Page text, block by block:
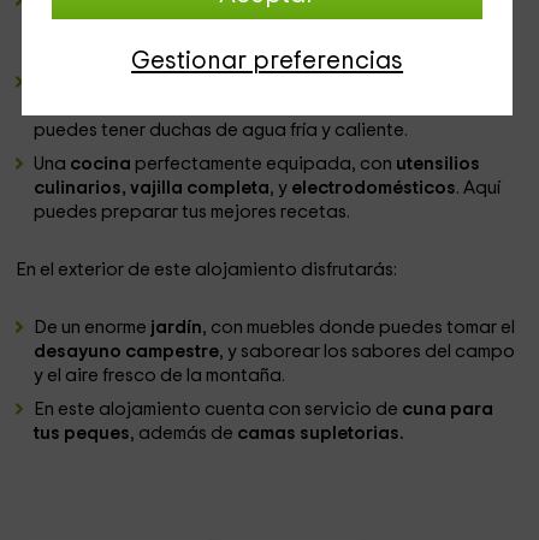
Gestionar preferencias
mantiene una atmósfera campestre, unamplio sofáy
sillones con decoración romántica.
puedes tener duchas de agua fría y caliente.
Una cocina perfectamente equipada, con utensilios
culinarios, vajilla completa, y electrodomésticos. Aquí
puedes preparar tus mejores recetas.
En el exterior de este alojamiento disfrutarás:
De un enorme jardín, con muebles donde puedes tomar el
desayuno campestre, y saborear los sabores del campo
y el aire fresco de la montaña.
En este alojamiento cuenta con servicio de cuna para
tus peques, además de camas supletorias.